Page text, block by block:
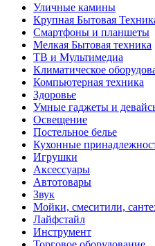
Уличные камины
Крупная Бытовая
Смартфоны и планшеты
Мелкая Бытовая техника
ТВ и Мультимедиа
Климатическое
Компьютерная техника
Здоровье
Умные гаджеты и
Освещение
Постельное белье
Кухонные
Игрушки
Аксессуары
Автотовары
Звук
Мойки, смеситили,
Лайфстайл
Инструмент